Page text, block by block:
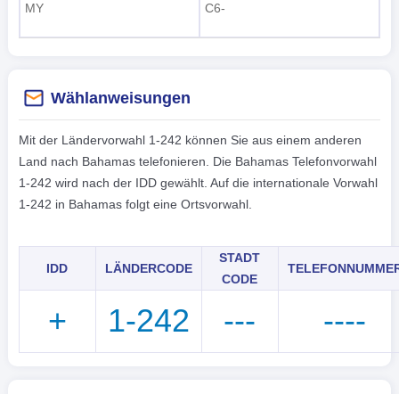
MY
C6-
Wählanweisungen
Mit der Ländervorwahl 1-242 können Sie aus einem anderen
Land nach Bahamas telefonieren. Die Bahamas Telefonvorwahl
1-242 wird nach der IDD gewählt. Auf die internationale Vorwahl
1-242 in Bahamas folgt eine Ortsvorwahl.
IDD LÄNDERCODE
STADT
CODE
+ 1-242 --- ----